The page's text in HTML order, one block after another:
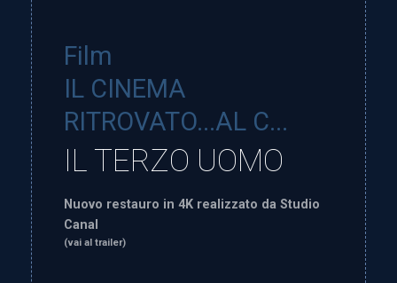
Film
IL CINEMA
RITROVATO...AL C...
IL TERZO UOMO
Nuovo restauro in 4K realizzato da Studio
Canal
(vai al trailer)